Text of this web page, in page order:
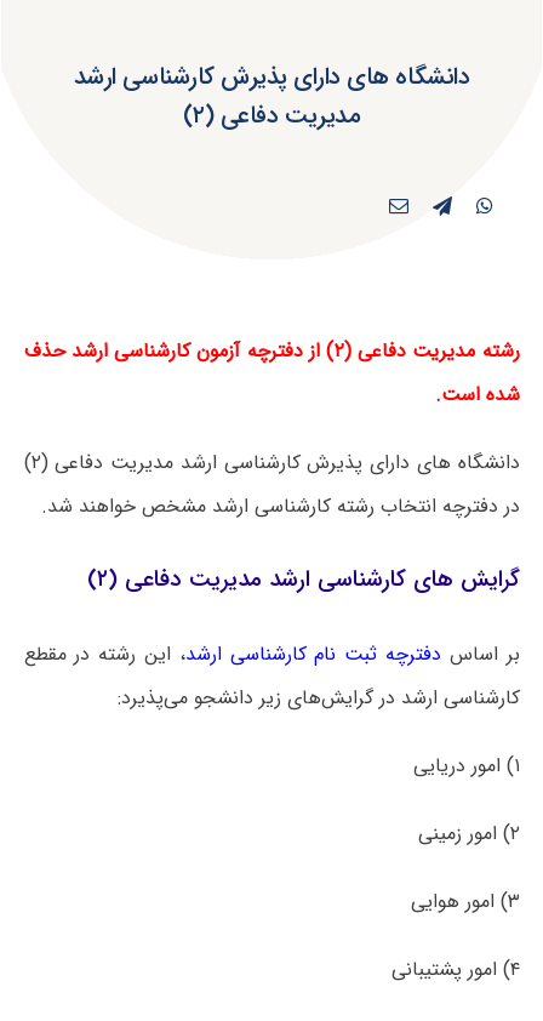
دانشگاه های دارای پذیرش کارشناسی ارشد
مدیریت دفاعی (۲)
رشته مدیریت دفاعی (۲) از دفترچه آزمون کارشناسی ارشد حذف
شده است.
دانشگاه های دارای پذیرش کارشناسی ارشد مدیریت دفاعی (۲)
در دفترچه انتخاب رشته کارشناسی ارشد مشخص خواهند شد.
گرایش های کارشناسی ارشد مدیریت دفاعی (۲)
بر اساس دفترچه ثبت نام کارشناسی ارشد، این رشته در مقطع
کارشناسی ارشد در گرایش‌های زیر دانشجو می‌پذیرد:
۱) امور دریایی
۲) امور زمینی
۳) امور هوایی
۴) امور پشتیبانی